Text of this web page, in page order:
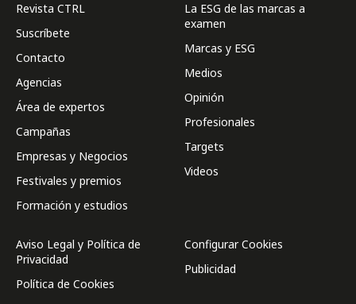
Revista CTRL
Suscríbete
Contacto
Agencias
Área de expertos
Campañas
Empresas y Negocios
Festivales y premios
Formación y estudios
La ESG de las marcas a
examen
Marcas y ESG
Medios
Opinión
Profesionales
Targets
Videos
Aviso Legal y Política de
Privacidad
Política de Cookies
Configurar Cookies
Publicidad